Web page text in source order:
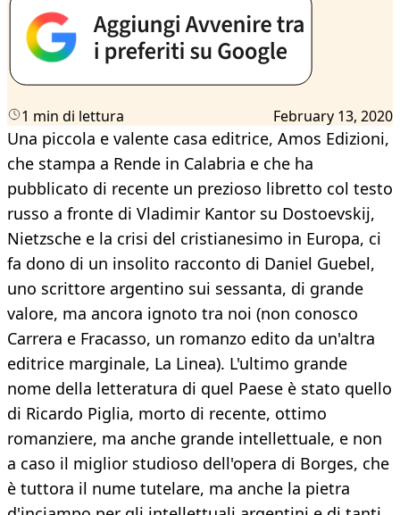
1 min di lettura February 13, 2020
Una piccola e valente casa editrice, Amos Edizioni,
che stampa a Rende in Calabria e che ha
pubblicato di recente un prezioso libretto col testo
russo a fronte di Vladimir Kantor su Dostoevskij,
Nietzsche e la crisi del cristianesimo in Europa, ci
fa dono di un insolito racconto di Daniel Guebel,
uno scrittore argentino sui sessanta, di grande
valore, ma ancora ignoto tra noi (non conosco
Carrera e Fracasso, un romanzo edito da un'altra
editrice marginale, La Linea). L'ultimo grande
nome della letteratura di quel Paese è stato quello
di Ricardo Piglia, morto di recente, ottimo
romanziere, ma anche grande intellettuale, e non
a caso il miglior studioso dell'opera di Borges, che
è tuttora il nume tutelare, ma anche la pietra